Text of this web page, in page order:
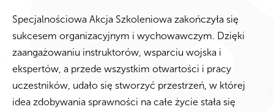
Specjalnościowa Akcja Szkoleniowa zakończyła się
sukcesem organizacyjnym i wychowawczym. Dzięki
zaangażowaniu instruktorów, wsparciu wojska i
ekspertów, a przede wszystkim otwartości i pracy
uczestników, udało się stworzyć przestrzeń, w której
idea zdobywania sprawności na całe życie stała się